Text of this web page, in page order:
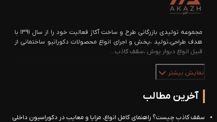
مجموعه تولیدی بازرگانی طرح و ساخت آکاژ فعالیت خود را از سال ۱۳۹۱ با
هدف طراحی،تولید ،پخش و اجرای انواع محصولات دکوراتیو ساختمانی از
قبیل انواع دیوار پوش ،سقف کاذب...
نمایش بیشتر
آخرین مطالب
سقف کاذب چیست؟ راهنمای کامل انواع، مزایا و معایب در دکوراسیون داخلی